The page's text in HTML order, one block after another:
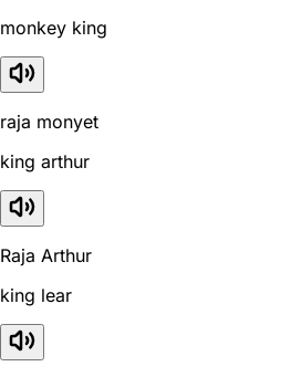
monkey king
raja monyet
king arthur
Raja Arthur
king lear